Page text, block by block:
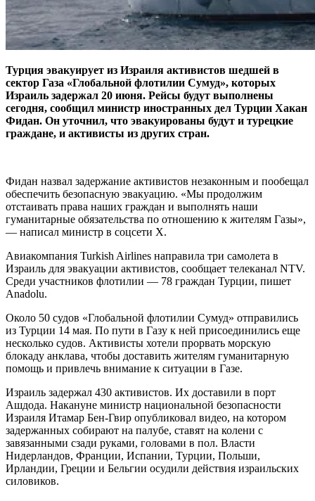
Турция эвакуирует из Израиля активистов шедшей в
сектор Газа «Глобальной флотилии Сумуд», которых
Израиль задержал 20 июня. Рейсы будут выполнены
сегодня, сообщил министр иностранных дел Турции Хакан
Фидан. Он уточнил, что эвакуированы будут и турецкие
граждане, и активисты из других стран.
Фидан назвал задержание активистов незаконным и пообещал
обеспечить безопасную эвакуацию. «Мы продолжим
отстаивать права наших граждан и выполнять наши
гуманитарные обязательства по отношению к жителям Газы»,
— написал министр в соцсети Х.
Авиакомпания Turkish Airlines направила три самолета в
Израиль для эвакуации активистов, сообщает телеканал NTV.
Среди участников флотилии — 78 граждан Турции, пишет
Anadolu.
Около 50 судов «Глобальной флотилии Сумуд» отправились
из Турции 14 мая. По пути в Газу к ней присоединились еще
несколько судов. Активисты хотели прорвать морскую
блокаду анклава, чтобы доставить жителям гуманитарную
помощь и привлечь внимание к ситуации в Газе.
Израиль задержал 430 активистов. Их доставили в порт
Ашдода. Накануне министр национальной безопасности
Израиля Итамар Бен-Гвир опубликовал видео, на котором
задержанных собирают на палубе, ставят на колени с
завязанными сзади руками, головами в пол. Власти
Нидерландов, Франции, Испании, Турции, Польши,
Ирландии, Греции и Бельгии осудили действия израильских
силовиков.